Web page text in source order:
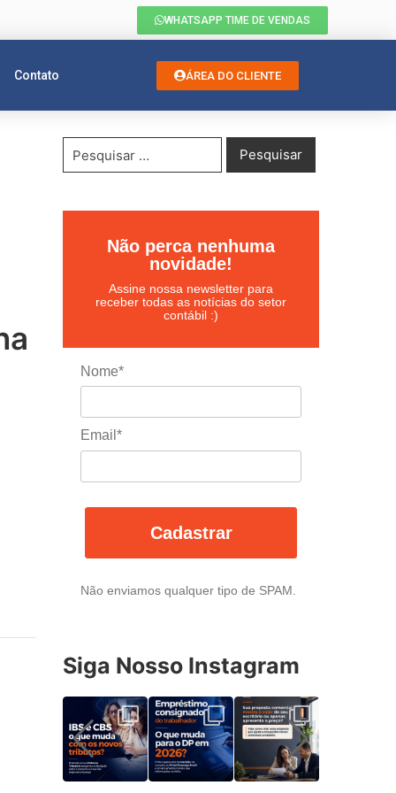
WHATSAPP TIME DE VENDAS
Contato ÁREA DO CLIENTE
Não perca nenhuma
novidade!
Assine nossa newsletter para
receber todas as notícias do setor
contábil :)
Nome*
Email*
Cadastrar
Não enviamos qualquer tipo de SPAM.
Siga Nosso Instagram